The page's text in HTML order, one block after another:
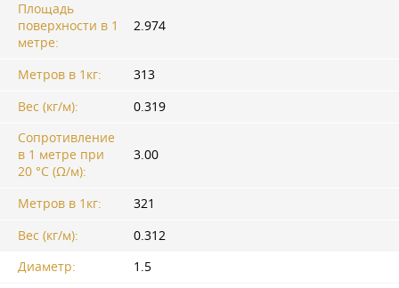
Площадь
поверхности в 1
метре:
2.974
Метров в 1кг:
313
Вес (кг/м):
0.319
Сопротивление
в 1 метре при
20 °C (Ω/м):
3.00
Метров в 1кг:
321
Вес (кг/м):
0.312
Диаметр:
1.5